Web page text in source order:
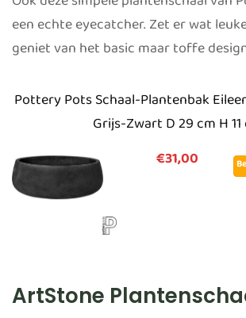
een echte eyecatcher. Zet er wat
geniet van het basic maar toffe
Pottery Pots Schaal-Plantenbak
Grijs-Zwart D 29 cm H
€31,00
ArtStone